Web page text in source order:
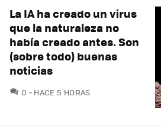
La IA ha creado un virus
que la naturaleza no
había creado antes. Son
(sobre todo) buenas
noticias
0 COMENTARIOS
HACE 5 HORAS